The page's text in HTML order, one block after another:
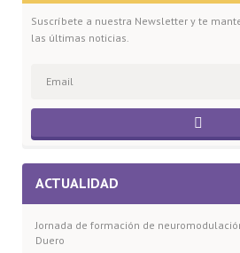
Suscríbete a nuestra Newsletter y te
las últimas noticias.
ACTUALIDAD
Jornada de formación de
Duero